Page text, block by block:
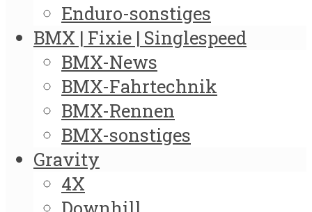
Enduro-sonstiges
BMX | Fixie | Singlespeed
BMX-News
BMX-Fahrtechnik
BMX-Rennen
BMX-sonstiges
Gravity
4X